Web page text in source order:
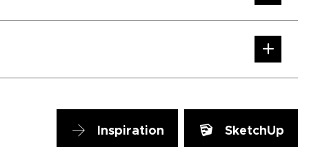
Inspiration SketchUp